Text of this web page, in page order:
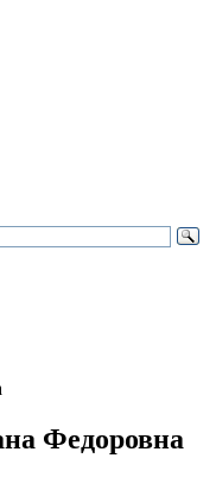
Федоровна